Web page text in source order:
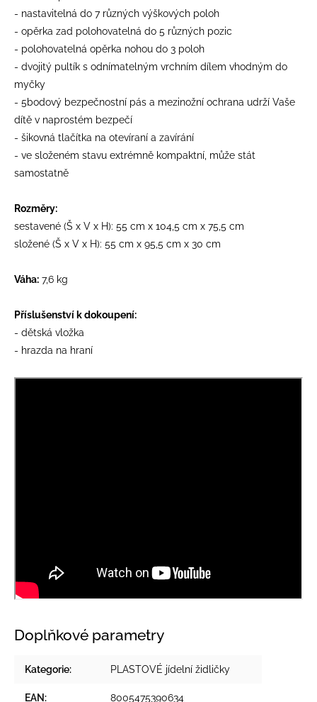
- nastavitelná do 7 různých výškových poloh
- opěrka zad polohovatelná do 5 různých pozic
- polohovatelná opěrka nohou do 3 poloh
- dvojitý pultík s odnímatelným vrchním dílem vhodným do
myčky
- 5bodový bezpečnostní pás a mezinožní ochrana udrží Vaše
dítě v naprostém bezpečí
- šikovná tlačítka na otevíraní a zavírání
- ve složeném stavu extrémně kompaktní, může stát
samostatně
Rozměry:
sestavené (Š x V x H): 55 cm x 104,5 cm x 75,5 cm
složené (Š x V x H): 55 cm x 95,5 cm x 30 cm
Váha: 7,6 kg
Příslušenství k dokoupení:
- dětská vložka
- hrazda na hraní
Doplňkové parametry
Kategorie: PLASTOVÉ jídelní židličky
EAN: 8005475390634